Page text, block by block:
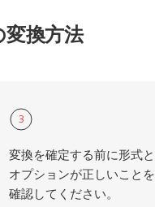
換方法
3
変換を確定する前に形式と
オプションが正しいことを
確認してください。